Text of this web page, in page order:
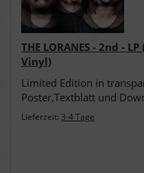
THE LORANES - 2nd -
Vinyl)
Limited Edition in
Poster,Textblatt und
Lieferzeit: 3-4 Tage